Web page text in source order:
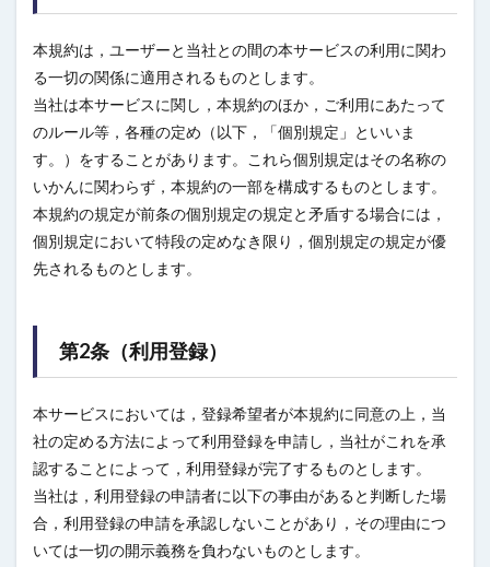
本規約は，ユーザーと当社との間の本サービスの利用に関わ
る一切の関係に適用されるものとします。
当社は本サービスに関し，本規約のほか，ご利用にあたって
のルール等，各種の定め（以下，「個別規定」といいま
す。）をすることがあります。これら個別規定はその名称の
いかんに関わらず，本規約の一部を構成するものとします。
本規約の規定が前条の個別規定の規定と矛盾する場合には，
個別規定において特段の定めなき限り，個別規定の規定が優
先されるものとします。
第2条（利用登録）
本サービスにおいては，登録希望者が本規約に同意の上，当
社の定める方法によって利用登録を申請し，当社がこれを承
認することによって，利用登録が完了するものとします。
当社は，利用登録の申請者に以下の事由があると判断した場
合，利用登録の申請を承認しないことがあり，その理由につ
いては一切の開示義務を負わないものとします。